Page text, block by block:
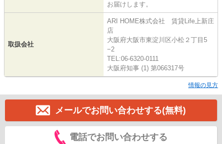
お届けします。
取扱会社
ARI HOME株式会社 賃貸Life上新庄
店
大阪府大阪市東淀川区小松２丁目5
−2
TEL:06-6320-0111
大阪府知事 (1) 第066317号
情報の見方
メールでお問い合わせする(無料)
電話でお問い合わせする